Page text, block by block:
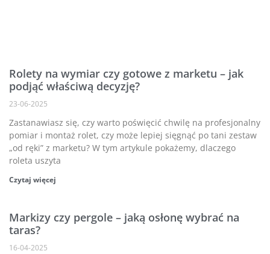
Rolety na wymiar czy gotowe z marketu – jak
podjąć właściwą decyzję?
23-06-2025
Zastanawiasz się, czy warto poświęcić chwilę na profesjonalny
pomiar i montaż rolet, czy może lepiej sięgnąć po tani zestaw
„od ręki” z marketu? W tym artykule pokażemy, dlaczego
roleta uszyta
Czytaj więcej
Markizy czy pergole – jaką osłonę wybrać na
taras?
16-04-2025